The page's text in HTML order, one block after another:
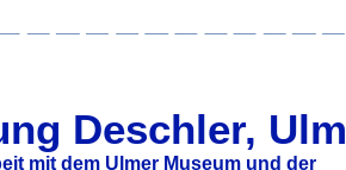
Deschler, Ulm
mit dem Ulmer Museum und der